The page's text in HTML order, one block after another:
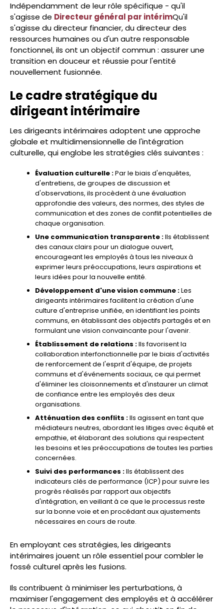
Indépendamment de leur rôle spécifique - qu'il
s'agisse de Directeur général par intérimQu'il
s'agisse du directeur financier, du directeur des
ressources humaines ou d'un autre responsable
fonctionnel, ils ont un objectif commun : assurer une
transition en douceur et réussie pour l'entité
nouvellement fusionnée.
Le cadre stratégique du
dirigeant intérimaire
Les dirigeants intérimaires adoptent une approche
globale et multidimensionnelle de l'intégration
culturelle, qui englobe les stratégies clés suivantes :
Évaluation culturelle :Par le biais d'enquêtes,
d'entretiens, de groupes de discussion et
d'observations, ils procèdent à une évaluation
approfondie des valeurs, des normes, des styles de
communication et des zones de conflit potentielles de
chaque organisation.
Une communication transparente :Ils établissent
des canaux clairs pour un dialogue ouvert,
encourageant les employés à tous les niveaux à
exprimer leurs préoccupations, leurs aspirations et
leurs idées pour la nouvelle entité.
Développement d'une vision commune :Les
dirigeants intérimaires facilitent la création d'une
culture d'entreprise unifiée, en identifiant les points
communs, en établissant des objectifs partagés et en
formulant une vision convaincante pour l'avenir.
Établissement de relations :Ils favorisent la
collaboration interfonctionnelle par le biais d'activités
de renforcement de l'esprit d'équipe, de projets
communs et d'événements sociaux, ce qui permet
d'éliminer les cloisonnements et d'instaurer un climat
de confiance entre les employés des deux
organisations.
Atténuation des conflits :Ils agissent en tant que
médiateurs neutres, abordant les litiges avec équité et
empathie, et élaborant des solutions qui respectent
les besoins et les préoccupations de toutes les parties
concernées.
Suivi des performances :Ils établissent des
indicateurs clés de performance (ICP) pour suivre les
progrès réalisés par rapport aux objectifs
d'intégration, en veillant à ce que le processus reste
sur la bonne voie et en procédant aux ajustements
nécessaires en cours de route.
En employant ces stratégies, les dirigeants
intérimaires jouent un rôle essentiel pour combler le
fossé culturel après les fusions.
Ils contribuent à minimiser les perturbations, à
maximiser l'engagement des employés et à accélérer